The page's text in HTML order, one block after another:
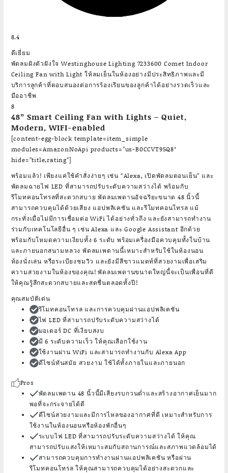
8.4
ดีเยี่ยม
พัดลมฝังตัวฝังใจ Westinghouse Lighting 7233600 Comet Indoor
Ceiling Fan with Light ให้ลมเย็นในห้องอย่างมีประสิทธิภาพและมี
บริการลูกค้าที่ตอบสนองต่อการร้องเรียนของลูกค้าได้อย่างรวดเร็วและ
มืออาชีพ
8
48” Smart Ceiling Fan with Lights – Quiet,
Modern, WIFI-enabled
[content-egg-block template=item_simple
modules=AmazonNoApi products=”us-B0CCVT95Q8″
hide=”title,rating”]
พร้อมแล้ว! เพียงแค่ใช้คำสั่งง่ายๆ เช่น “Alexa, เปิดพัดลมตอนเย็น” และ
พัดลมฉายไฟ LED ที่สามารถปรับระดับความสว่างได้ พร้อมกับ
รีโมทคอนโทรลที่สะดวกสบาย พัดลมเพดานอัจฉริยะขนาด 48 นิ้วนี้
สามารถควบคุมได้ด้วยเสียง แอปพลิเคชัน และรีโมทคอนโทรล แม้
กระทั่งเมื่อไม่มีการเชื่อมต่อ WiFi ได้อย่างทั่วถึง และยังสามารถทำงาน
ร่วมกับเทคโนโลยีอื่น ๆ เช่น Alexa และ Google Assistant อีกด้วย
พร้อมกับโหมดความเงียบทั้ง 6 ระดับ พร้อมเครื่องมือควบคุมทั้งในบ้าน
และภายนอกสนามหลวง พัดลมเพดานนี้เหมาะสำหรับใช้ในห้องนอน
ห้องนั่งเล่น หรือระเบียงชมวิว และยังมีสีขาวแมตท์ที่สวยงามเพื่อเสริม
ความสวยงามในห้องของคุณ! พัดลมเพดานขนาดใหญ่นี้จะเป็นเพื่อนที่ดี
ให้คุณรู้สึกสะดวกสบายและสดชื่นตลอดทั้งปี!
คุณสมบัติเด่น
รีโมทคอนโทรล และการควบคุมผ่านแอปพลิเคชัน
ไฟ LED ที่สามารถปรับระดับความสว่างได้
มอเตอร์ DC ที่เงียบสงบ
มี 6 ระดับความเร็ว ให้คุณเลือกใช้งาน
ใช้งานผ่าน WiFi และสามารถทำงานกับ Alexa App
ดีไซน์ทันสมัย สวยงาม ใช้ได้ทั้งภายในและภายนอก
Pros
พัดลมเพดาน 48 นิ้วนี้มีเสียงรบกวนต่ำและสร้างอากาศเย็นมาก
พอที่จะกระจายได้ดี
ดีไซน์สวยงามและมีการไหลของอากาศที่ดี เหมาะสำหรับการ
ใช้งานในห้องนอนหรือห้องพักอื่นๆ
ระบบไฟ LED ที่สามารถปรับระดับความสว่างได้ ให้คุณ
สามารถปรับแสงให้เหมาะสมกับสถานการณ์และสภาพแวดล้อมได้
สามารถควบคุมการทำงานผ่านแอปพลิเคชัน หรือผ่าน
รีโมทคอนโทรล ให้คุณสามารถควบคุมได้อย่างสะดวกและ